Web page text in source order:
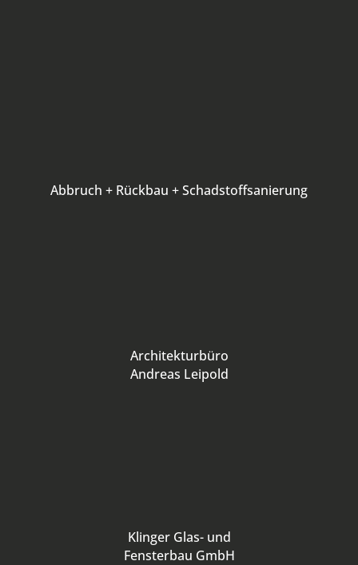
Abbruch + Rückbau + Schadstoffsanierung
Architekturbüro
Andreas Leipold
Klinger Glas- und
Fensterbau GmbH